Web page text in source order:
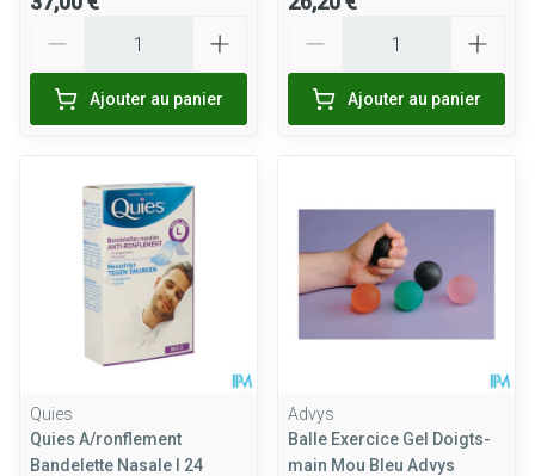
Ajouter au panier Ajouter au panier
Quies
Quies A/ronflement
Bandelette Nasale l 24
Advys
Balle Exercice Gel Doigts-
main Mou Bleu Advys